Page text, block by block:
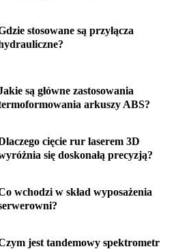
stosowane są przyłącza
są główne zastosowania
arkuszy ABS?
cięcie rur laserem 3D
się doskonałą precyzją?
wchodzi w skład wyposażenia
jest tandemowy spektrometr